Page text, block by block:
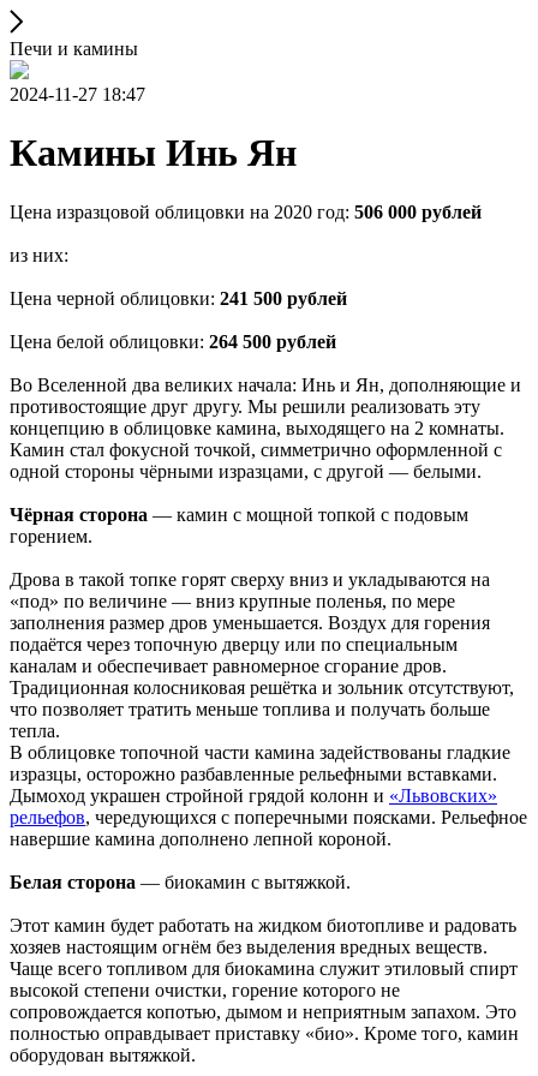
Печи и камины
2024-11-27 18:47
Камины Инь Ян
Цена изразцовой облицовки на 2020 год: 506 000 рублей
из них:
Цена черной облицовки: 241 500 рублей
Цена белой облицовки: 264 500 рублей
Во Вселенной два великих начала: Инь и Ян, дополняющие и
противостоящие друг другу. Мы решили реализовать эту
концепцию в облицовке камина, выходящего на 2 комнаты.
Камин стал фокусной точкой, симметрично оформленной с
одной стороны чёрными изразцами, с другой — белыми.
Чёрная сторона — камин с мощной топкой с подовым
горением.
Дрова в такой топке горят сверху вниз и укладываются на
«под» по величине — вниз крупные поленья, по мере
заполнения размер дров уменьшается. Воздух для горения
подаётся через топочную дверцу или по специальным
каналам и обеспечивает равномерное сгорание дров.
Традиционная колосниковая решётка и зольник отсутствуют,
что позволяет тратить меньше топлива и получать больше
тепла.
В облицовке топочной части камина задействованы гладкие
изразцы, осторожно разбавленные рельефными вставками.
Дымоход украшен стройной грядой колонн и «Львовских»
рельефов, чередующихся с поперечными поясками. Рельефное
навершие камина дополнено лепной короной.
Белая сторона — биокамин с вытяжкой.
Этот камин будет работать на жидком биотопливе и радовать
хозяев настоящим огнём без выделения вредных веществ.
Чаще всего топливом для биокамина служит этиловый спирт
высокой степени очистки, горение которого не
сопровождается копотью, дымом и неприятным запахом. Это
полностью оправдывает приставку «био». Кроме того, камин
оборудован вытяжкой.